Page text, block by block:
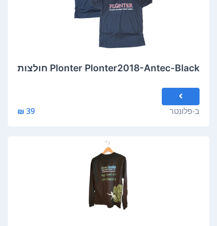
Plonter Plonter2018-Antec-Black חולצות
ב-פלונטר 39 ₪